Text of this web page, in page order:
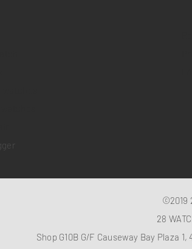
©2019
28
Shop G10B G/F Causeway Bay Plaza